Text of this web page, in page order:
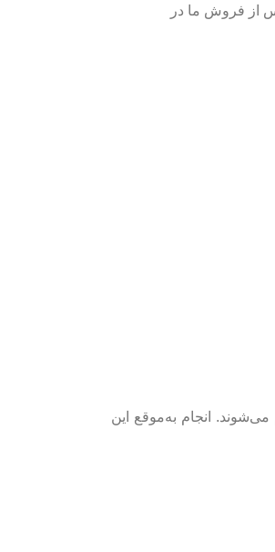
از فروش ما در
که معمولاً در بازه‌های ۵۰۰۰ تا ۱۰۰۰۰ کیلومتر انجام می‌شوند. انجام به‌موقع این